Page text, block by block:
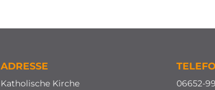
ADRESSE
Katholische Kirche
06652-